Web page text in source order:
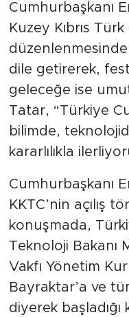
Cumhurbaşkanı
Kuzey Kıbrıs
dile getirerek,
geleceğe ise
Tatar, “Türkiye
bilimde,
kararlılıkla
Cumhurbaşkanı
KKTC’nin açılış
konuşmada,
Teknoloji Bakanı
Vakfı Yönetim
Bayraktar’a ve
diyerek başladığı